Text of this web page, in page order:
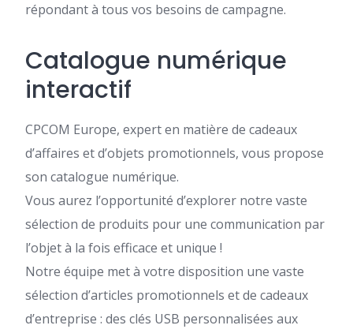
répondant à tous vos besoins de campagne.
Catalogue numérique
interactif
CPCOM Europe, expert en matière de cadeaux
d’affaires et d’objets promotionnels, vous propose
son catalogue numérique.
Vous aurez l’opportunité d’explorer notre vaste
sélection de produits pour une communication par
l’objet à la fois efficace et unique !
Notre équipe met à votre disposition une vaste
sélection d’articles promotionnels et de cadeaux
d’entreprise : des clés USB personnalisées aux